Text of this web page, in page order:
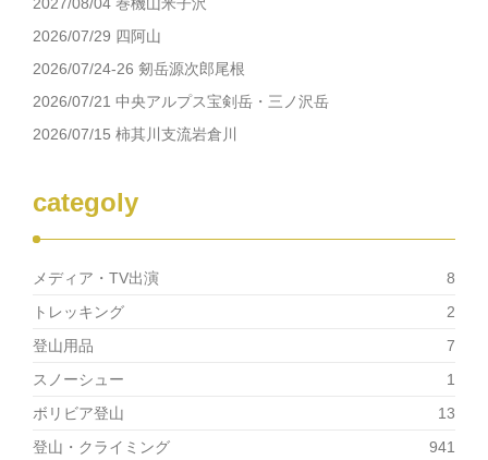
2026/07/29 四阿山
2026/07/24-26 剱岳源次郎尾根
2026/07/21 中央アルプス宝剣岳・三ノ沢岳
2026/07/15 柿其川支流岩倉川
categoly
メディア・TV出演
8
トレッキング
2
登山用品
7
スノーシュー
1
ボリビア登山
13
登山・クライミング
941